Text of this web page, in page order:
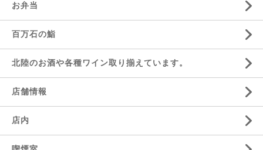
お弁当
百万石の鮨
北陸のお酒や各種ワイン取り揃えています。
店舗情報
店内